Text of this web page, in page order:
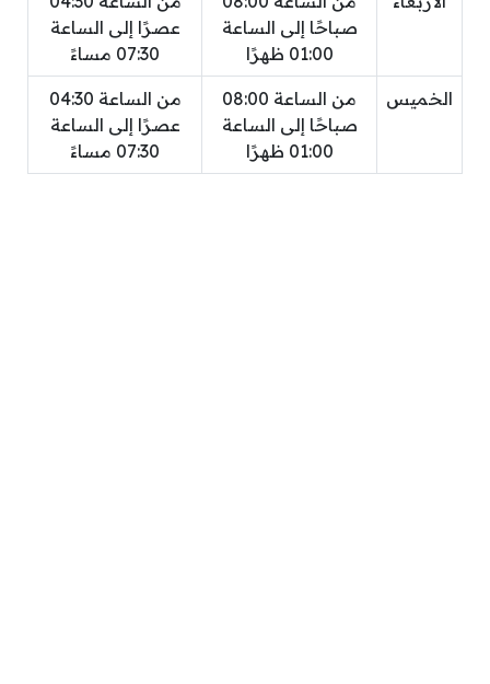
صباحًا إلى الساعة
01:00 ظهرًا
عصرًا إلى الساعة
07:30 مساءً
الخميس
من الساعة 08:00
صباحًا إلى الساعة
01:00 ظهرًا
من الساعة 04:30
عصرًا إلى الساعة
07:30 مساءً